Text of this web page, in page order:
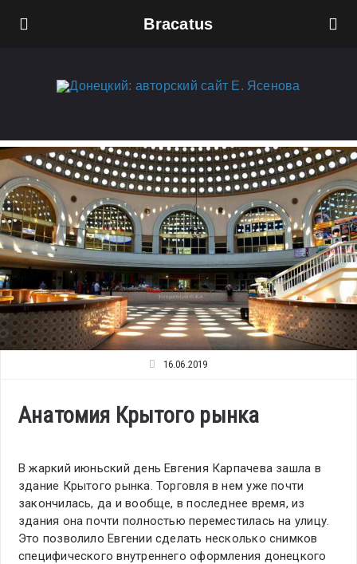
Bracatus
16.06.2019
Анатомия Крытого рынка
В жаркий июньский день Евгения Карпачева зашла в
здание Крытого рынка. Торговля в нем уже почти
закончилась, да и вообще, в последнее время, из
здания она почти полностью переместилась на улицу.
Это позволило Евгении сделать несколько снимков
специфического внутреннего оформления донецкого